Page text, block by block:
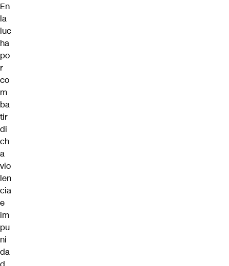
En
la
luc
ha
po
r
co
m
ba
tir
di
ch
a
vio
len
cia
e
im
pu
ni
da